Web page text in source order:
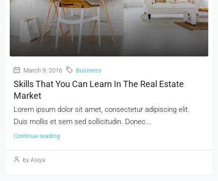
March 9, 2016 Business
Skills That You Can Learn In The Real Estate
Market
Lorem ipsum dolor sit amet, consectetur adipiscing elit.
Duis mollis et sem sed sollicitudin. Donec...
Continue reading
by Asiya